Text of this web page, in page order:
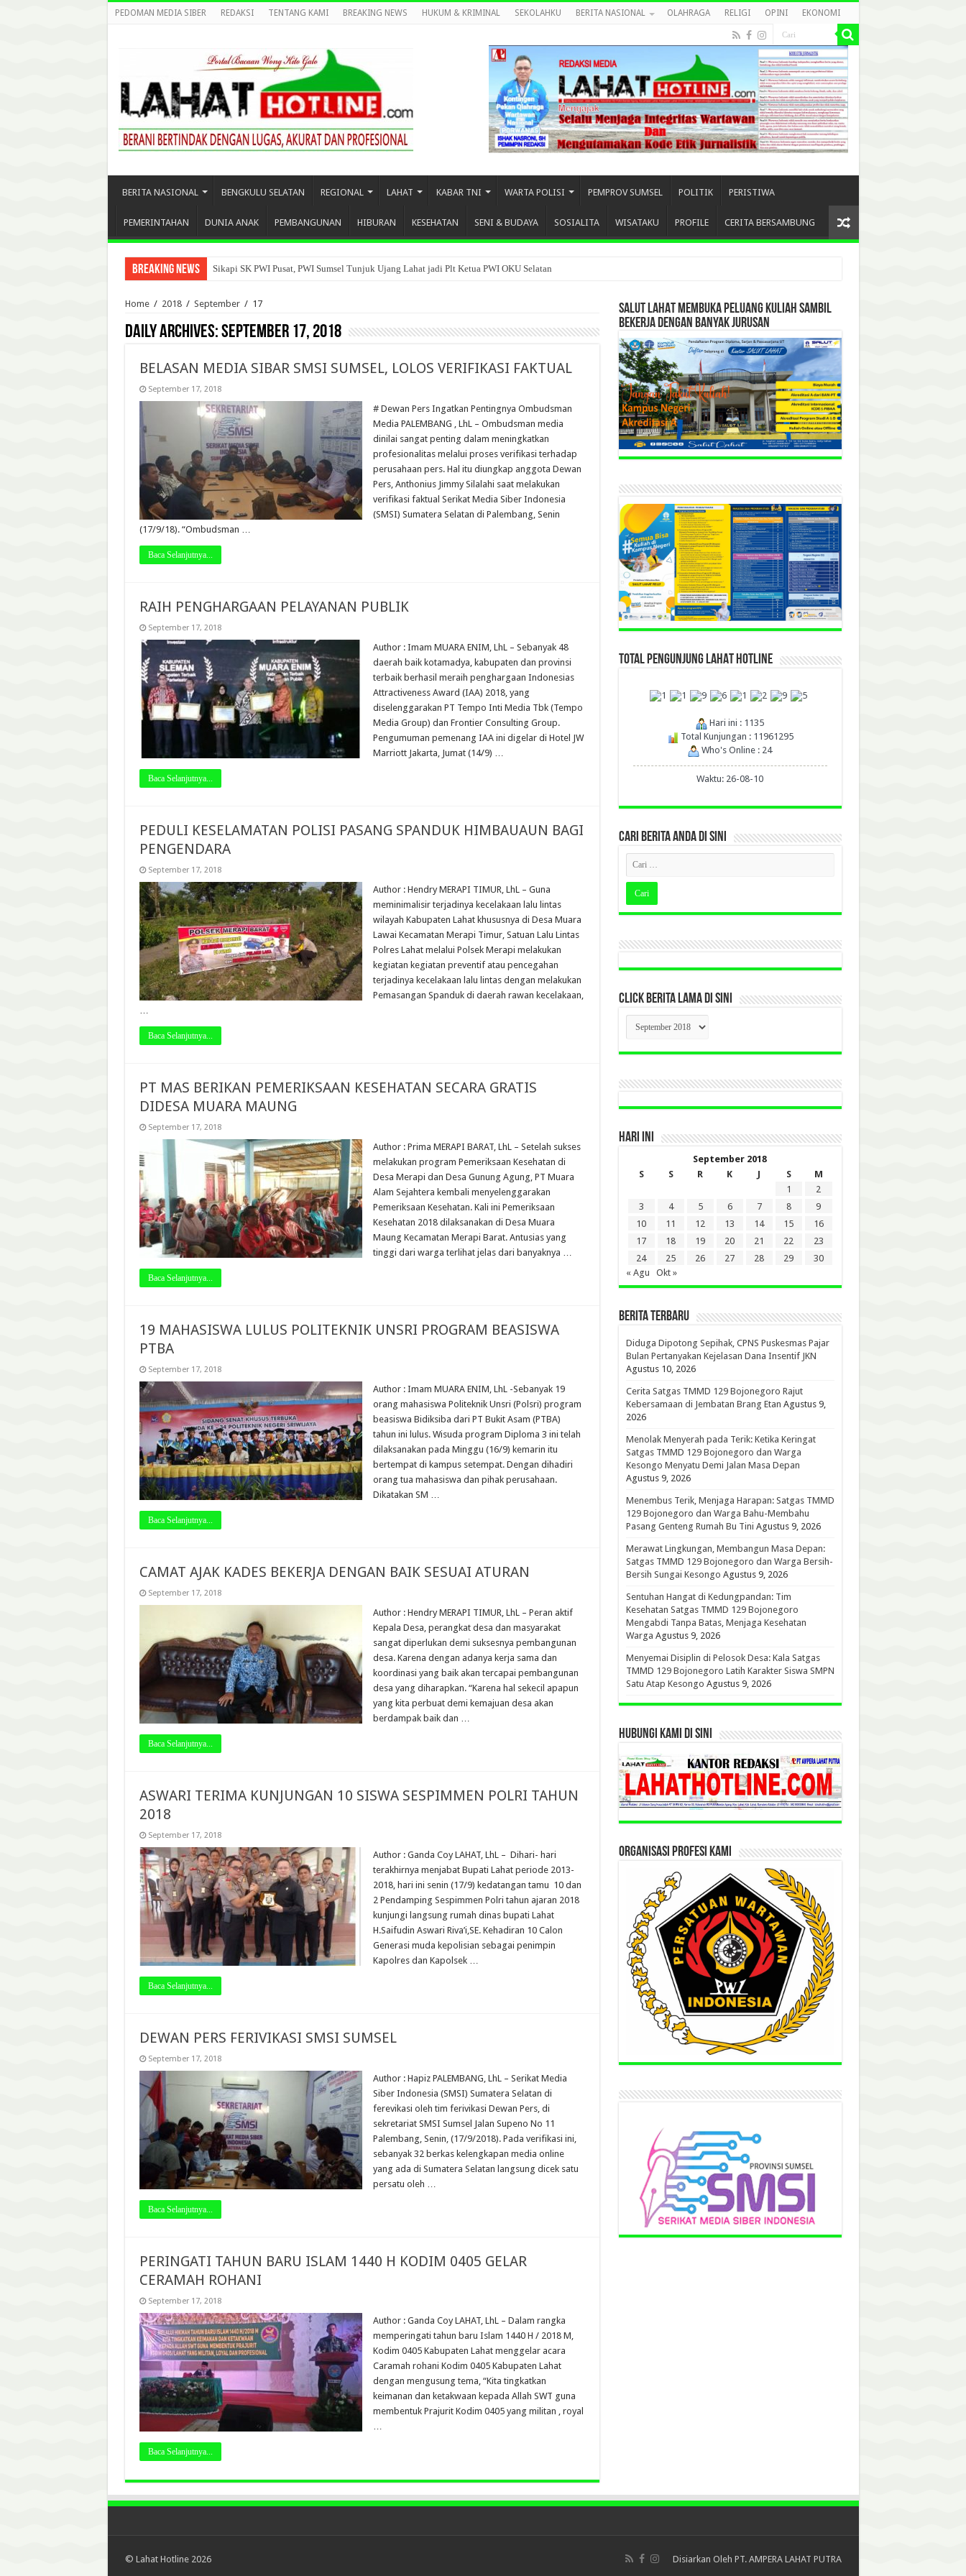
PEDOMAN MEDIA SIBER REDAKSI TENTANG KAMI BREAKING NEWS HUKUM & KRIMINAL SEKOLAHKU BERITA NASIONAL OLAHRAGA RELIGI OPINI EKONOMI
BERITA NASIONAL BENGKULU SELATAN REGIONAL LAHAT KABAR TNI WARTA POLISI PEMPROV SUMSEL POLITIK PERISTIWA
PEMERINTAHAN DUNIA ANAK PEMBANGUNAN HIBURAN KESEHATAN SENI & BUDAYA SOSIALITA WISATAKU PROFILE CERITA BERSAMBUNG
Breaking News Sikapi SK PWI Pusat, PWI Sumsel Tunjuk Ujang Lahat jadi Plt Ketua PWI OKU Selatan
Home / 2018 / September / 17
Daily Archives:September 17, 2018
BELASAN MEDIA SIBAR SMSI SUMSEL, LOLOS VERIFIKASI FAKTUAL
September 17, 2018
# Dewan Pers Ingatkan Pentingnya Ombudsman
Media PALEMBANG , LhL – Ombudsman media
dinilai sangat penting dalam meningkatkan
profesionalitas melalui proses verifikasi terhadap
perusahaan pers. Hal itu diungkap anggota Dewan
Pers, Anthonius Jimmy Silalahi saat melakukan
verifikasi faktual Serikat Media Siber Indonesia
(SMSI) Sumatera Selatan di Palembang, Senin
(17/9/18). “Ombudsman …
Baca Selanjutnya...
RAIH PENGHARGAAN PELAYANAN PUBLIK
September 17, 2018
Author : Imam MUARA ENIM, LhL – Sebanyak 48
daerah baik kotamadya, kabupaten dan provinsi
terbaik berhasil meraih penghargaan Indonesias
Attractiveness Award (IAA) 2018, yang
diselenggarakan PT Tempo Inti Media Tbk (Tempo
Media Group) dan Frontier Consulting Group.
Pengumuman pemenang IAA ini digelar di Hotel JW
Marriott Jakarta, Jumat (14/9) …
Baca Selanjutnya...
PEDULI KESELAMATAN POLISI PASANG SPANDUK HIMBAUAUN BAGI
PENGENDARA
September 17, 2018
Author : Hendry MERAPI TIMUR, LhL – Guna
meminimalisir terjadinya kecelakaan lalu lintas
wilayah Kabupaten Lahat khususnya di Desa Muara
Lawai Kecamatan Merapi Timur, Satuan Lalu Lintas
Polres Lahat melalui Polsek Merapi melakukan
kegiatan kegiatan preventif atau pencegahan
terjadinya kecelakaan lalu lintas dengan melakukan
Pemasangan Spanduk di daerah rawan kecelakaan,
…
Baca Selanjutnya...
PT MAS BERIKAN PEMERIKSAAN KESEHATAN SECARA GRATIS
DIDESA MUARA MAUNG
September 17, 2018
Author : Prima MERAPI BARAT, LhL – Setelah sukses
melakukan program Pemeriksaan Kesehatan di
Desa Merapi dan Desa Gunung Agung, PT Muara
Alam Sejahtera kembali menyelenggarakan
Pemeriksaan Kesehatan. Kali ini Pemeriksaan
Kesehatan 2018 dilaksanakan di Desa Muara
Maung Kecamatan Merapi Barat. Antusias yang
tinggi dari warga terlihat jelas dari banyaknya …
Baca Selanjutnya...
19 MAHASISWA LULUS POLITEKNIK UNSRI PROGRAM BEASISWA
PTBA
September 17, 2018
Author : Imam MUARA ENIM, LhL -Sebanyak 19
orang mahasiswa Politeknik Unsri (Polsri) program
beasiswa Bidiksiba dari PT Bukit Asam (PTBA)
tahun ini lulus. Wisuda program Diploma 3 ini telah
dilaksanakan pada Minggu (16/9) kemarin itu
bertempat di kampus setempat. Dengan dihadiri
orang tua mahasiswa dan pihak perusahaan.
Dikatakan SM …
Baca Selanjutnya...
CAMAT AJAK KADES BEKERJA DENGAN BAIK SESUAI ATURAN
September 17, 2018
Author : Hendry MERAPI TIMUR, LhL – Peran aktif
Kepala Desa, perangkat desa dan masyarakat
sangat diperlukan demi suksesnya pembangunan
desa. Karena dengan adanya kerja sama dan
koordinasi yang baik akan tercapai pembangunan
desa yang diharapkan. “Karena hal sekecil apapun
yang kita perbuat demi kemajuan desa akan
berdampak baik dan …
Baca Selanjutnya...
ASWARI TERIMA KUNJUNGAN 10 SISWA SESPIMMEN POLRI TAHUN
2018
September 17, 2018
Author : Ganda Coy LAHAT, LhL – Dihari- hari
terakhirnya menjabat Bupati Lahat periode 2013-
2018, hari ini senin (17/9) kedatangan tamu 10 dan
2 Pendamping Sespimmen Polri tahun ajaran 2018
kunjungi langsung rumah dinas bupati Lahat
H.Saifudin Aswari Riva’i,SE. Kehadiran 10 Calon
Generasi muda kepolisian sebagai penimpin
Kapolres dan Kapolsek …
Baca Selanjutnya...
DEWAN PERS FERIVIKASI SMSI SUMSEL
September 17, 2018
Author : Hapiz PALEMBANG, LhL – Serikat Media
Siber Indonesia (SMSI) Sumatera Selatan di
ferevikasi oleh tim ferivikasi Dewan Pers, di
sekretariat SMSI Sumsel Jalan Supeno No 11
Palembang, Senin, (17/9/2018). Pada verifikasi ini,
sebanyak 32 berkas kelengkapan media online
yang ada di Sumatera Selatan langsung dicek satu
persatu oleh …
Baca Selanjutnya...
PERINGATI TAHUN BARU ISLAM 1440 H KODIM 0405 GELAR
CERAMAH ROHANI
September 17, 2018
Author : Ganda Coy LAHAT, LhL – Dalam rangka
memperingati tahun baru Islam 1440 H / 2018 M,
Kodim 0405 Kabupaten Lahat menggelar acara
Caramah rohani Kodim 0405 Kabupaten Lahat
dengan mengusung tema, “Kita tingkatkan
keimanan dan ketakwaan kepada Allah SWT guna
membentuk Prajurit Kodim 0405 yang militan , royal
…
Baca Selanjutnya...
SALUT LAHAT MEMBUKA PELUANG KULIAH SAMBIL
BEKERJA DENGAN BANYAK JURUSAN
TOTAL PENGUNJUNG LAHAT HOTLINE
Hari ini : 1135
Total Kunjungan : 11961295
Who's Online : 24
Waktu: 26-08-10
CARI BERITA ANDA DI SINI
CLICK BERITA LAMA DI SINI
CLICK
BERITA
LAMA
DI
HARI INI
September 2018
S
S R K J S
M
1
2
3
4 5 6 7 8
9
10
11 12 13 14 15
16
17
18 19 20 21 22
23
24
25 26 27 28 29
30
« Agu
Okt »
BERITA TERBARU
Diduga Dipotong Sepihak, CPNS Puskesmas Pajar
Bulan Pertanyakan Kejelasan Dana Insentif JKN
Agustus 10, 2026
Cerita Satgas TMMD 129 Bojonegoro Rajut
Kebersamaan di Jembatan Brang Etan Agustus 9,
2026
Menolak Menyerah pada Terik: Ketika Keringat
Satgas TMMD 129 Bojonegoro dan Warga
Kesongo Menyatu Demi Jalan Masa Depan
Agustus 9, 2026
Menembus Terik, Menjaga Harapan: Satgas TMMD
129 Bojonegoro dan Warga Bahu-Membahu
Pasang Genteng Rumah Bu Tini Agustus 9, 2026
Merawat Lingkungan, Membangun Masa Depan:
Satgas TMMD 129 Bojonegoro dan Warga Bersih-
Bersih Sungai Kesongo Agustus 9, 2026
Sentuhan Hangat di Kedungpandan: Tim
Kesehatan Satgas TMMD 129 Bojonegoro
Mengabdi Tanpa Batas, Menjaga Kesehatan
Warga Agustus 9, 2026
Menyemai Disiplin di Pelosok Desa: Kala Satgas
TMMD 129 Bojonegoro Latih Karakter Siswa SMPN
Satu Atap Kesongo Agustus 9, 2026
HUBUNGI KAMI DI SINI
ORGANISASI PROFESI KAMI
Disiarkan Oleh PT. AMPERA LAHAT PUTRA
© Lahat Hotline 2026